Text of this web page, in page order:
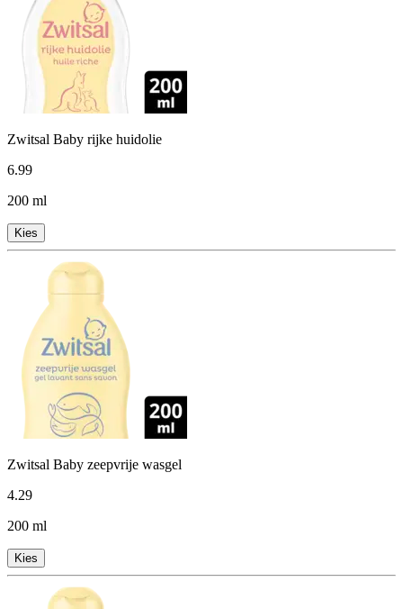
Zwitsal Baby rijke huidolie
6.99
200 ml
Kies
Zwitsal Baby zeepvrije wasgel
4.29
200 ml
Kies